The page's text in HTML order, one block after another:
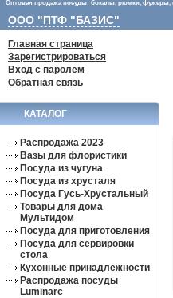
Оптовая продажа посуды: бокалы, рюмки, фужеры,
ООО "ПТФ "БАЗИС"
Главная страница
Зарегистрироваться
Вход с паролем
Обратная связь
КАТАЛОГ
Распродажа 2023
Вазы для флористики
Посуда из чугуна
Посуда из хрусталя
Посуда Гусь-Хрустальный
Товары для дома
Мультидом
Посуда для приготовления
Посуда для сервировки
стола
Кухонные принадлежности
Распродажа посуды
Luminarc